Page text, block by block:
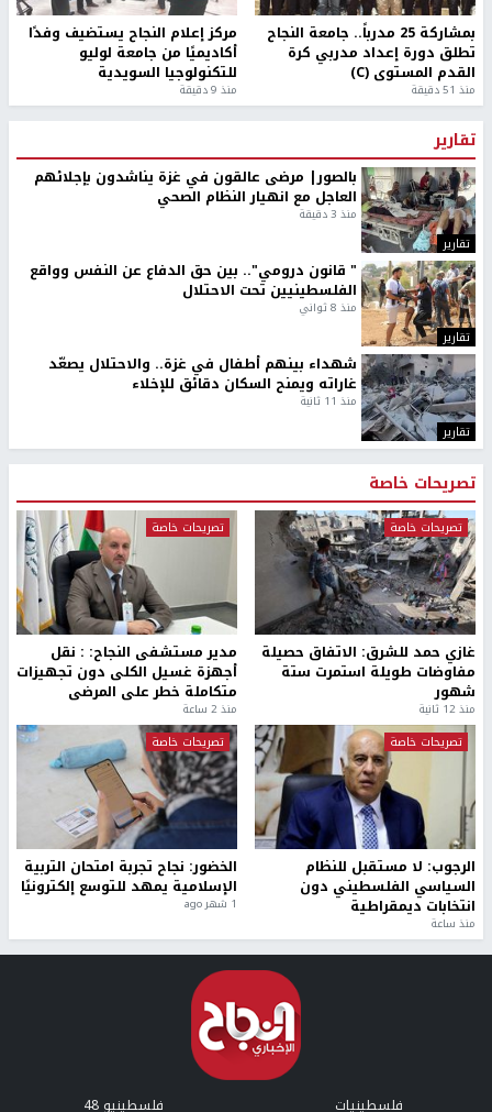
بمشاركة 25 مدرباً.. جامعة النجاح
تطلق دورة إعداد مدربي كرة
القدم المستوى (C)
منذ 51 دقيقة
مركز إعلام النجاح يستضيف وفدًا
أكاديميًا من جامعة لوليو
للتكنولوجيا السويدية
منذ 9 دقيقة
تقارير
تقارير
بالصور| مرضى عالقون في غزة يناشدون بإجلائهم
العاجل مع انهيار النظام الصحي
منذ 3 دقيقة
تقارير
" قانون درومي".. بين حق الدفاع عن النفس وواقع
الفلسطينيين تحت الاحتلال
منذ 8 ثواني
تقارير
شهداء بينهم أطفال في غزة.. والاحتلال يصعّد
غاراته ويمنح السكان دقائق للإخلاء
منذ 11 ثانية
تصريحات خاصة
تصريحات خاصة
غازي حمد للشرق: الاتفاق حصيلة
مفاوضات طويلة استمرت ستة
شهور
منذ 12 ثانية
تصريحات خاصة
مدير مستشفى النجاح: : نقل
أجهزة غسيل الكلى دون تجهيزات
متكاملة خطر على المرضى
منذ 2 ساعة
تصريحات خاصة
الرجوب: لا مستقبل للنظام
السياسي الفلسطيني دون
انتخابات ديمقراطية
منذ ساعة
تصريحات خاصة
الخضور: نجاح تجربة امتحان التربية
الإسلامية يمهد للتوسع إلكترونيًا
1 شهر ago
فلسطينيات فلسطينيو 48